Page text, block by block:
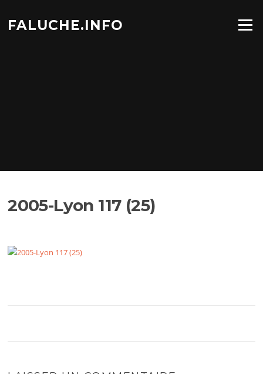
contenu
FALUCHE.INFO Menu
2005-Lyon 117 (25)